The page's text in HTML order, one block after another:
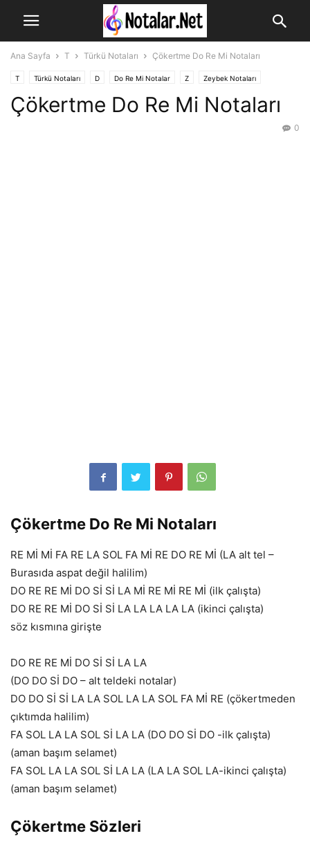
Ana Sayfa T Türkü Notaları Çökertme Do Re Mi Notaları
T Türkü Notaları D Do Re Mi Notalar Z Zeybek Notaları
Çökertme Do Re Mi Notaları
0
Çökertme Do Re Mi Notaları
RE Mİ Mİ FA RE LA SOL FA Mİ RE DO RE Mİ (LA alt tel –
Burasıda aspat değil halilim)
DO RE RE Mİ DO Sİ Sİ LA Mİ RE Mİ RE Mİ (ilk çalışta)
DO RE RE Mİ DO Sİ Sİ LA LA LA LA LA (ikinci çalışta)
söz kısmına girişte
DO RE RE Mİ DO Sİ Sİ LA LA
(DO DO Sİ DO – alt teldeki notalar)
DO DO Sİ Sİ LA LA SOL LA LA SOL FA Mİ RE (çökertmeden
çıktımda halilim)
FA SOL LA LA SOL Sİ LA LA (DO DO Sİ DO -ilk çalışta)
(aman başım selamet)
FA SOL LA LA SOL Sİ LA LA (LA LA SOL LA-ikinci çalışta)
(aman başım selamet)
Çökertme Sözleri